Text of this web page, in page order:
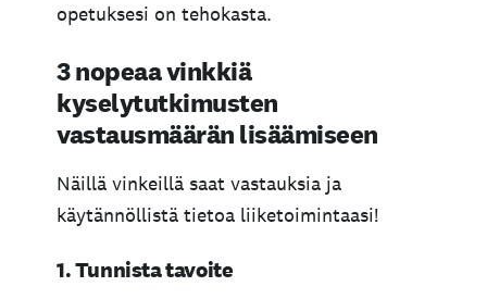
opetuksesi on tehokasta.
3 nopeaa vinkkiä
kyselytutkimusten
vastausmäärän lisäämiseen
Näillä vinkeillä saat vastauksia ja
käytännöllistä tietoa liiketoimintaasi!
1. Tunnista tavoite